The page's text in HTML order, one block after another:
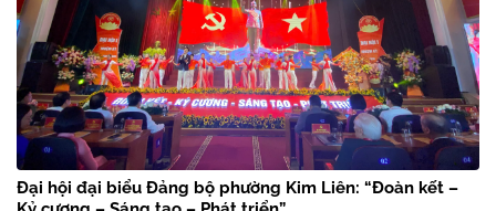
Đại hội đại biểu Đảng bộ phường Kim Liên: “Đoàn kết –